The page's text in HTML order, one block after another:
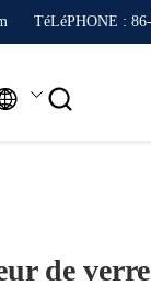
TéLéPHONE :

de